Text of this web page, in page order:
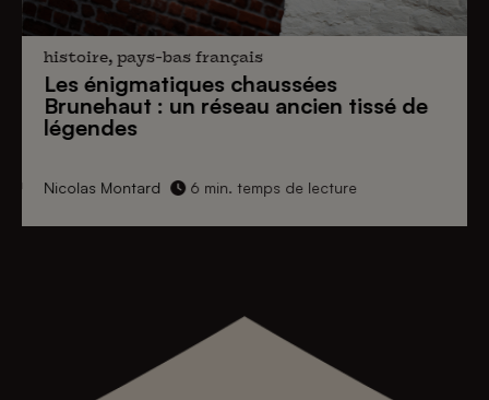
histoire, pays-bas français
Les énigmatiques chaussées
Brunehaut : un réseau ancien tissé de
légendes
Nicolas Montard 6 min. temps de lecture